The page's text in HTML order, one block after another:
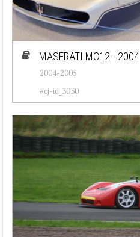
MASERATI MC12 - 2004
2004-2005
#cj-id_3030